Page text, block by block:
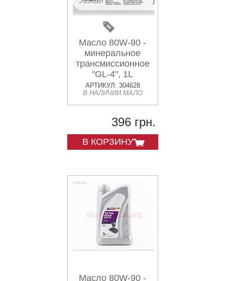
Масло 80W-90 -
минеральное
трансмиссионное
"GL-4", 1L
АРТИКУЛ: 304628
В НАЛИЧИИ МАЛО
396 грн.
В КОРЗИНУ
Масло 80W-90 -